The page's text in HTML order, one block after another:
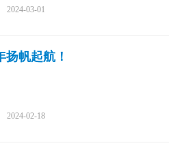
2024-03-01
帆起航！
2024-02-18